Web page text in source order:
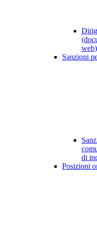
web)
Sanzioni
di
Posizioni